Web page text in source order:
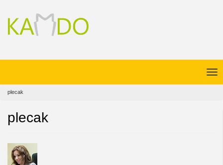
plecak
plecak